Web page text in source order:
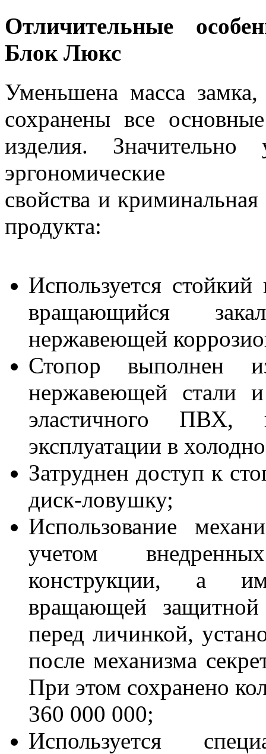
Отличительные
Блок Люкс
Уменьшена масса
сохранены все
изделия. Значительно
эргономические
свойства и криминальная
продукта:
Используется
вращающийся
нержавеющей
Стопор выполнен
нержавеющей стали
эластичного ПВХ,
эксплуатации в
Затруднен доступ к
диск-ловушку;
Использование
учетом
конструкции, а
вращающей
перед личинкой,
после механизма
При этом сохранено
360 000 000;
Используется